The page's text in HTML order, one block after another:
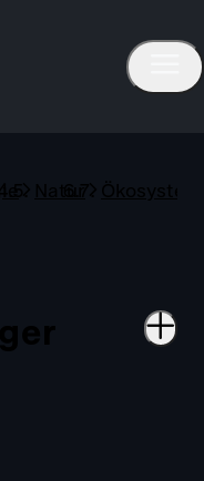
Natur Ökosystem